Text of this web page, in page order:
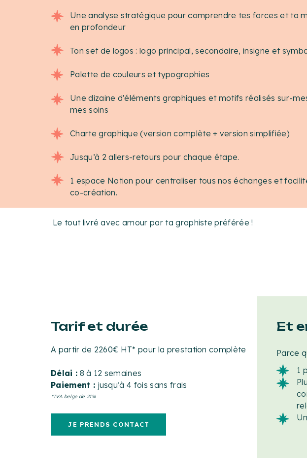
Une analyse stratégique pour comprendre tes forces et ta
en profondeur
Ton set de logos : logo principal, secondaire, insigne et
Palette de couleurs et typographies
Une dizaine d'éléments graphiques et motifs réalisés sur-
mes soins
Charte graphique (version complète + version simplifiée)
Jusqu’à 2 allers-retours pour chaque étape.
1 espace Notion pour centraliser tous nos échanges et
co-création.
Le tout livré avec amour par ta graphiste préférée !
Tarif et durée
A partir de 2260€ HT* pour la prestation complète
Délai : 8 à 12 semaines
Paiement : jusqu’à 4 fois sans frais
*TVA belge de 21%
JE PRENDS CONTACT
Et
1
Parce